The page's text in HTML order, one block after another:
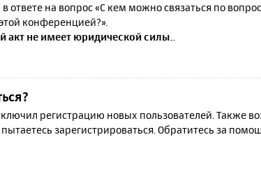
на вопрос «С кем можно связаться по
конференцией?».
акт не имеет юридической силы..
регистрацию новых пользователей. Также
зарегистрироваться. Обратитесь за